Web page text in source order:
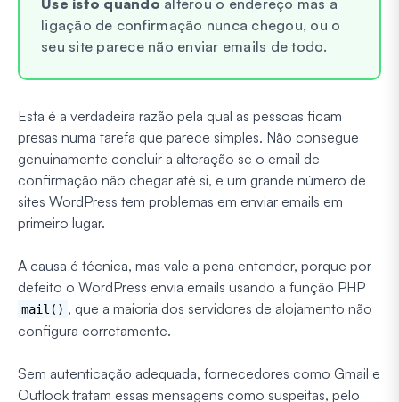
Use isto quando alterou o endereço mas a
ligação de confirmação nunca chegou, ou o
seu site parece não enviar emails de todo.
Esta é a verdadeira razão pela qual as pessoas ficam
presas numa tarefa que parece simples. Não consegue
genuinamente concluir a alteração se o email de
confirmação não chegar até si, e um grande número de
sites WordPress tem problemas em enviar emails em
primeiro lugar.
A causa é técnica, mas vale a pena entender, porque por
defeito o WordPress envia emails usando a função PHP
mail() , que a maioria dos servidores de alojamento não
configura corretamente.
Sem autenticação adequada, fornecedores como Gmail e
Outlook tratam essas mensagens como suspeitas, pelo